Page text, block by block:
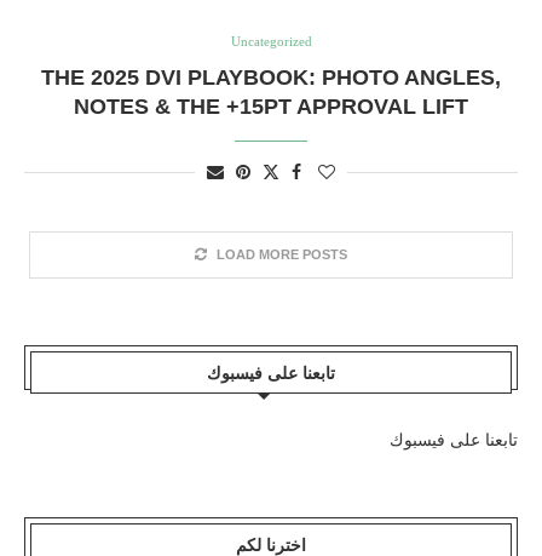
Uncategorized
THE 2025 DVI PLAYBOOK: PHOTO ANGLES,
NOTES & THE +15PT APPROVAL LIFT
LOAD MORE POSTS
تابعنا على فيسبوك
تابعنا على فيسبوك
اخترنا لكم